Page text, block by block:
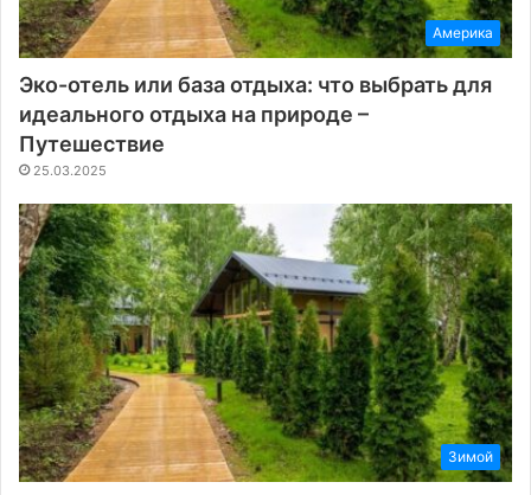
Америка
Эко-отель или база отдыха: что выбрать для
идеального отдыха на природе –
Путешествие
25.03.2025
Зимой